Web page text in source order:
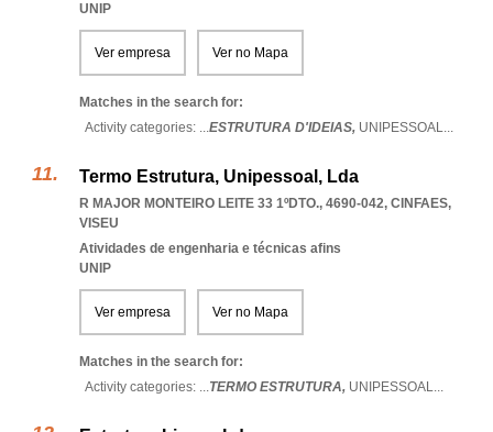
UNIP
Ver empresa Ver no Mapa
Matches in the search for:
Activity categories: ...ESTRUTURA D'IDEIAS, UNIPESSOAL...
Termo Estrutura, Unipessoal, Lda
R MAJOR MONTEIRO LEITE 33 1ºDTO., 4690-042, CINFAES,
VISEU
Atividades de engenharia e técnicas afins
UNIP
Ver empresa Ver no Mapa
Matches in the search for:
Activity categories: ...TERMO ESTRUTURA, UNIPESSOAL...